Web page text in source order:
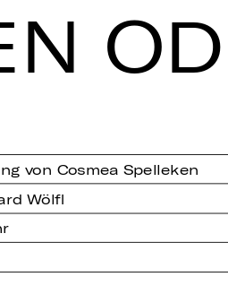
von Cosmea Spelleken
Wölfl